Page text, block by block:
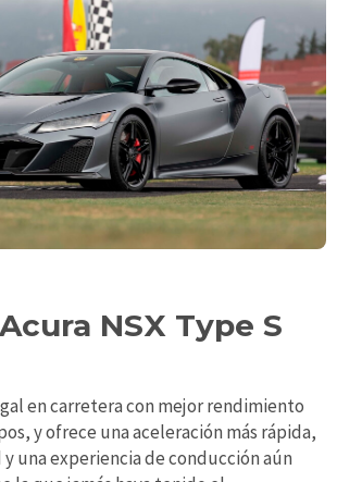
NSX Type S
en carretera con mejor rendimiento
y ofrece una aceleración más rápida,
una experiencia de conducción aún